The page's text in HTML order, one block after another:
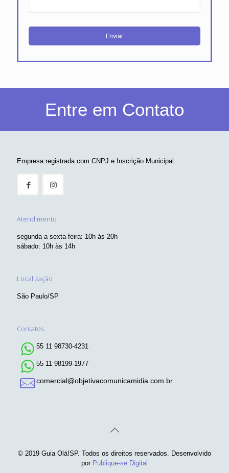
Entre em Contato
Empresa registrada com CNPJ e Inscrição Municipal.
Atendimento
segunda a sexta-feira: 10h às 20h
sábado: 10h às 14h
Localização
São Paulo/SP
Contatos
55 11 98730-4231
55 11 98199-1977
comercial@objetivacomunicamidia.com.br
© 2019 Guia Olá!SP. Todos os direitos reservados. Desenvolvido
por Publique-se Digital